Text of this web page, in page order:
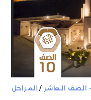
الصف العاشر /
المراحل